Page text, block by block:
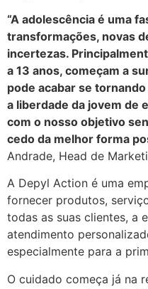
“A adolescência é uma
transformações, novas
incertezas.
a 13 anos, começam a
pode acabar se
a liberdade da jovem de
com o nosso objetivo
cedo da melhor forma
Andrade, Head de
A Depyl Action é uma
fornecer produtos,
todas as suas clientes, a
atendimento
especialmente para a
O cuidado começa já na